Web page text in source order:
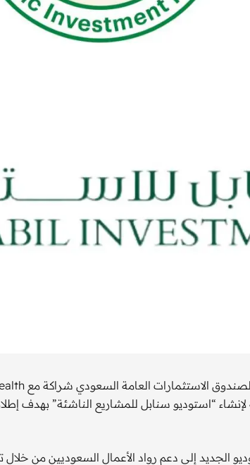
الجديد إلى دعم رواد الأعمال السعوديين من خلال